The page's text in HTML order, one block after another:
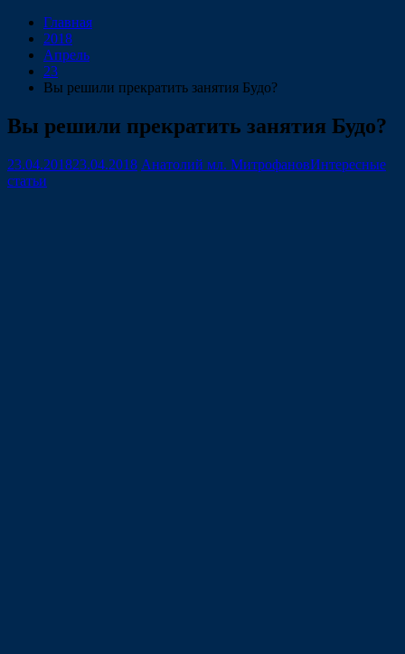
Главная
2018
Апрель
23
Вы решили прекратить занятия Будо?
Вы решили прекратить занятия Будо?
23.04.201823.04.2018 Анатолий мл. МитрофановИнтересные
статьи